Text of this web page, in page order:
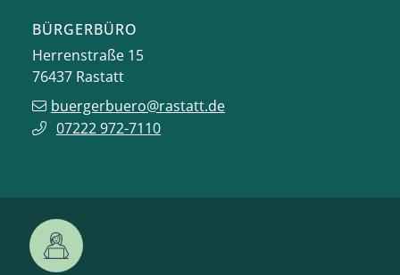
BÜRGERBÜRO
Herrenstraße 15
76437 Rastatt
buergerbuero@rastatt.de
07222 972-7110